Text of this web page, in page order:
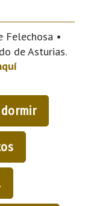
Felechosa •
de Asturias.